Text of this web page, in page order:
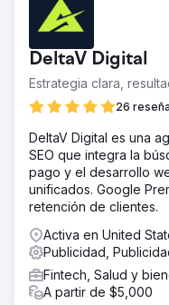
Legendary Real
de plataformas de
un sitio web estándar
diseñado para
ninguna visibilidad en
paquete de mapas y
pago de Google de
de seguimiento e
inconsistente y, en
control.
La solución
DMR Media
optimizar el SEO, el
escalabilidad.
optimizamos su perfil
anuncios de
convertir tráfico de alta
DeltaV Digital
Estrategia clara,
26
DeltaV Digital es una
SEO que integra la
pago y el desarrollo
unificados. Google
retención de clientes.
Activa en United
Publicidad,
Fintech, Salud y
A partir de $5,000